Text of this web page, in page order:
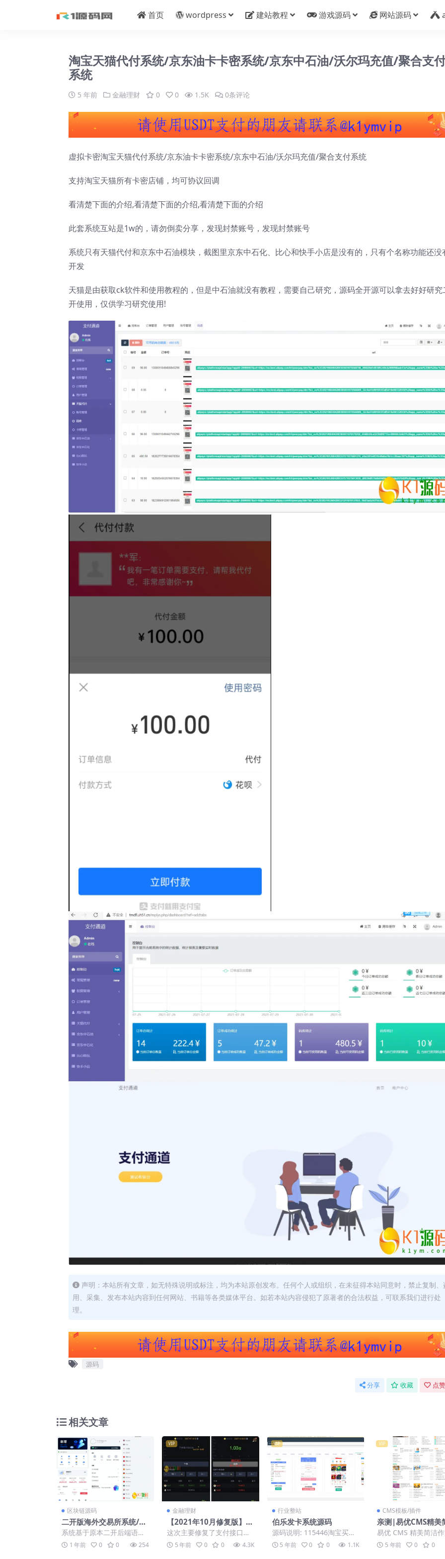
首页 wordpress 建站教程 游戏源码 网站源码
淘宝天猫代付系统/京东油卡卡密系统/京东中石油/沃尔玛充值/聚合支
系统
5 年前 金融理财 0 0 1.5K 0条评论
虚拟卡密淘宝天猫代付系统/京东油卡卡密系统/京东中石油/沃尔玛充值/聚合支付系统
支持淘宝天猫所有卡密店铺，均可协议回调
看清楚下面的介绍,看清楚下面的介绍,看清楚下面的介绍
此套系统互站是1w的，请勿倒卖分享，发现封禁账号，发现封禁账号
系统只有天猫代付和京东中石油模块，截图里京东中石化、比心和快手小店是没有的，只有个名称功能还没
开发
天猫是由获取ck软件和使用教程的，但是中石油就没有教程，需要自己研究，源码全开源可以拿去好好研究
开使用，仅供学习研究使用!
声明：本站所有文章，如无特殊说明或标注，均为本站原创发布。任何个人或组织，在未征得本站同意时，禁止复制、
用、采集、发布本站内容到任何网站、书籍等各类媒体平台。如若本站内容侵犯了原著者的合法权益，可联系我们进行处
理。
源码
分享 收藏 点
相关文章
区块链源码
二开版海外交易所系统/币
币期权杠杆交易/锁仓认
购/合约插针【海外多语言
交易所秒合约源码】
系统基于原本二开后端语言
是laravel，手机前端是unia
pp，电脑前端vue...
1 年前 0 0 254
VIP
金融理财
【2021年10月修复版】爆
点逃跑H5爆点竞猜娱乐火
箭逃跑区块链游戏源码/修
复推广/免公众号/全开源
这次主要修复了支付接口失
效问题 火箭逃跑爆点娱乐，
微信H5的游戏，玩法应该不
5 年前 0 0 4.3K
VIP
行业整站
伯乐发卡系统源码
源码说明: 115446淘宝买
的，没有授权，亲测可用 功
能很全 网上可用搜到，我...
5 年前 0 0 1.1K
VIP
CMS模板/插件
亲测|易优CMS精美
文范文网站模板源
易优 CMS 精美简洁
文网站模板，资讯类
站模板，适用于博客
5 年前 0 0